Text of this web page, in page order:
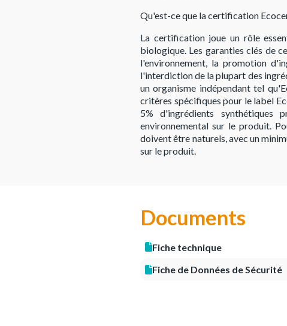
Qu'est-ce que la certification
La certification joue un rôle
biologique. Les garanties clés de
l'environnement, la promotion
l'interdiction de la plupart des
un organisme indépendant tel
critères spécifiques pour le label
5% d'ingrédients
environnemental sur le produit.
doivent être naturels, avec un
sur le produit.
Documents
Fiche technique
Fiche de Données de Sécurité